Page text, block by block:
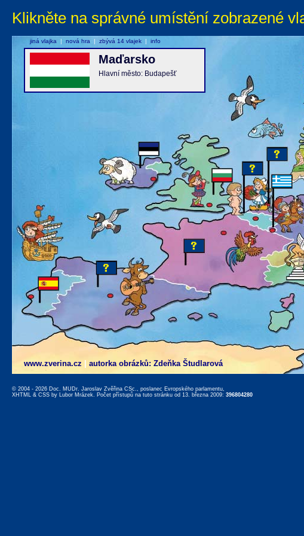
Klikněte na správné umístění zobrazené
www.zverina.cz autorka obrázků: Zdeňka Študlarová
Maďarsko
Hlavní město: Budapešť
jiná vlajka | nová hra | zbývá 14 vlajek | info
© 2004 - 2026 Doc. MUDr. Jaroslav Zvěřina CSc., poslanec Evropského parlamentu,
XHTML & CSS by Lubor Mrázek. Počet přístupů na tuto stránku od 13. března 2009: 396804280